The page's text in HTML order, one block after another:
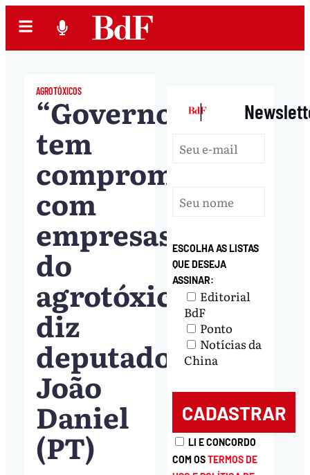
AGROTÓXICOS
“Governo
tem
compromisso
com
empresas
do
agrotóxico”,
diz
deputado
João
Daniel
(PT)
|
ESCOLHA AS LISTAS
QUE DESEJA
ASSINAR:
Editorial
BdF
Ponto
Notícias da
China
LI E CONCORDO
COM OSTERMOS DE